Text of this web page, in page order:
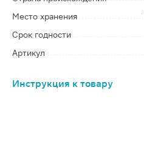
Место хранения
Срок годности
Артикул
Инструкция к товару